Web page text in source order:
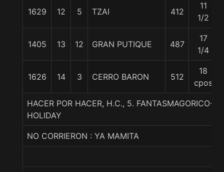
1629 12 5 TZAI 412
11
1/2
1405 13 12 GRAN PUTIQUE 487
17
1/4
1626 14 3 CERRO BARON 512
18
cpos
HACER POR HACER, H.C., 5. FANTASMAGORICO-
HOLIDAY
NO CORRIERON : YA MAMITA